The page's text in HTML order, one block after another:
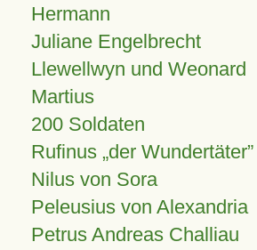
Hermann
Juliane Engelbrecht
Llewellwyn und Weonard
Martius
200 Soldaten
Rufinus „der
Nilus von Sora
Peleusius von Alexandria
Petrus Andreas Challiau